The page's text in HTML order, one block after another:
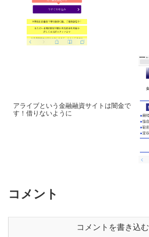
アライブという金融融資サイトは闇金で
す！借りないように
コメント
コメントを書き込む